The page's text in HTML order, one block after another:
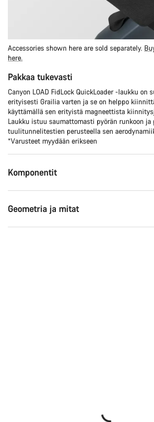
Accessories shown here are sold separately.
here.
Pakkaa tukevasti
Canyon LOAD FidLock QuickLoader -laukku on
erityisesti Grailia varten ja se on helppo
käyttämällä sen erityistä magneettista
Laukku istuu saumattomasti pyörän runkoon ja
tuulitunnelitestien perusteella sen
*Varusteet myydään erikseen
Komponentit
Geometria ja mitat